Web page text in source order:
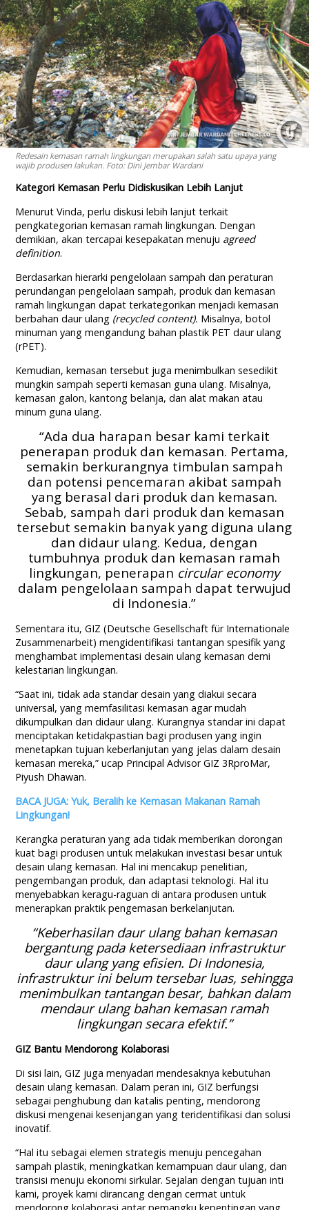
Redesain kemasan ramah lingkungan merupakan salah satu upaya yang
wajib produsen lakukan. Foto: Dini Jembar Wardani
Kategori Kemasan Perlu Didiskusikan Lebih Lanjut
Menurut Vinda, perlu diskusi lebih lanjut terkait
pengkategorian kemasan ramah lingkungan. Dengan
demikian, akan tercapai kesepakatan menuju agreed
definition.
Berdasarkan hierarki pengelolaan sampah dan peraturan
perundangan pengelolaan sampah, produk dan kemasan
ramah lingkungan dapat terkategorikan menjadi kemasan
berbahan daur ulang (recycled content). Misalnya, botol
minuman yang mengandung bahan plastik PET daur ulang
(rPET).
Kemudian, kemasan tersebut juga menimbulkan sesedikit
mungkin sampah seperti kemasan guna ulang. Misalnya,
kemasan galon, kantong belanja, dan alat makan atau
minum guna ulang.
“Ada dua harapan besar kami terkait
penerapan produk dan kemasan. Pertama,
semakin berkurangnya timbulan sampah
dan potensi pencemaran akibat sampah
yang berasal dari produk dan kemasan.
Sebab, sampah dari produk dan kemasan
tersebut semakin banyak yang diguna ulang
dan didaur ulang. Kedua, dengan
tumbuhnya produk dan kemasan ramah
lingkungan, penerapan circular economy
dalam pengelolaan sampah dapat terwujud
di Indonesia.”
Sementara itu, GIZ (Deutsche Gesellschaft für Internationale
Zusammenarbeit) mengidentifikasi tantangan spesifik yang
menghambat implementasi desain ulang kemasan demi
kelestarian lingkungan.
“Saat ini, tidak ada standar desain yang diakui secara
universal, yang memfasilitasi kemasan agar mudah
dikumpulkan dan didaur ulang. Kurangnya standar ini dapat
menciptakan ketidakpastian bagi produsen yang ingin
menetapkan tujuan keberlanjutan yang jelas dalam desain
kemasan mereka,” ucap Principal Advisor GIZ 3RproMar,
Piyush Dhawan.
BACA JUGA: Yuk, Beralih ke Kemasan Makanan Ramah
Lingkungan!
Kerangka peraturan yang ada tidak memberikan dorongan
kuat bagi produsen untuk melakukan investasi besar untuk
desain ulang kemasan. Hal ini mencakup penelitian,
pengembangan produk, dan adaptasi teknologi. Hal itu
menyebabkan keragu-raguan di antara produsen untuk
menerapkan praktik pengemasan berkelanjutan.
“Keberhasilan daur ulang bahan kemasan
bergantung pada ketersediaan infrastruktur
daur ulang yang efisien. Di Indonesia,
infrastruktur ini belum tersebar luas, sehingga
menimbulkan tantangan besar, bahkan dalam
mendaur ulang bahan kemasan ramah
lingkungan secara efektif.”
GIZ Bantu Mendorong Kolaborasi
Di sisi lain, GIZ juga menyadari mendesaknya kebutuhan
desain ulang kemasan. Dalam peran ini, GIZ berfungsi
sebagai penghubung dan katalis penting, mendorong
diskusi mengenai kesenjangan yang teridentifikasi dan solusi
inovatif.
“Hal itu sebagai elemen strategis menuju pencegahan
sampah plastik, meningkatkan kemampuan daur ulang, dan
transisi menuju ekonomi sirkular. Sejalan dengan tujuan inti
kami, proyek kami dirancang dengan cermat untuk